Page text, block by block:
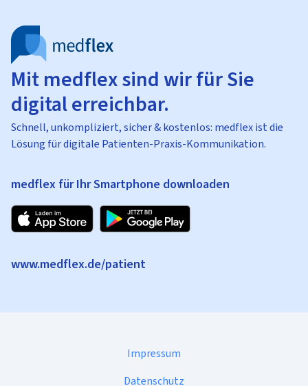
Mit medflex sind wir für Sie
digital erreichbar.
Schnell, unkompliziert, sicher & kostenlos: medflex ist die
Lösung für digitale Patienten-Praxis-Kommunikation.
medflex für Ihr Smartphone downloaden
www.medflex.de/patient
Impressum
Datenschutz